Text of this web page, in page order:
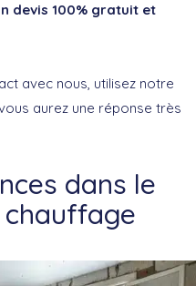
devis 100% gratuit et
avec nous, utilisez notre
aurez une réponse très
dans le